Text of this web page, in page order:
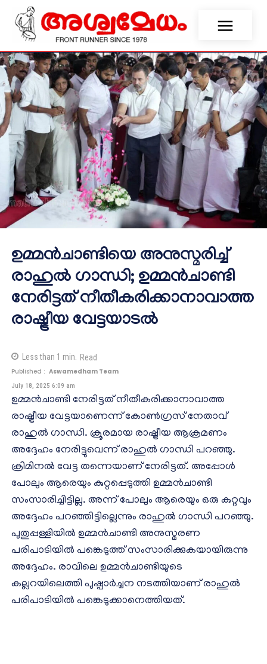
ഉമ്മൻചാണ്ടിയെ അനുസ്മരിച്ച്
രാഹുൽ ഗാന്ധി; ഉമ്മൻചാണ്ടി
നേരിട്ടത് നീതീകരിക്കാനാവാത്ത
രാഷ്ട്രീയ വേട്ടയാടൽ
Less than 1 min. Read
Published : Aswamedham Team
July 18, 2025 6:09 am
ഉമ്മൻചാണ്ടി നേരിട്ടത് നീതീകരിക്കാനാവാത്ത
രാഷ്ട്രീയ വേട്ടയാണെന്ന് കോൺ​ഗ്രസ് നേതാവ്
രാഹുൽ ​ഗാന്ധി.‌ ക്രൂരമായ രാഷ്ട്രീയ ആക്രമണം
അദ്ദേഹം നേരിട്ടുവെന്ന് രാഹുൽ ​ഗാന്ധി പറഞ്ഞു.
ക്രിമിനൽ വേട്ട തന്നെയാണ് നേരിട്ടത്. അപ്പോൾ
പോലും ആരെയും കുറ്റപ്പെടുത്തി ഉമ്മൻചാണ്ടി
സംസാരിച്ചിട്ടില്ല. അന്ന് പോലും ആരെയും ഒരു കുറ്റവും
അദ്ദേഹം പറഞ്ഞിട്ടില്ലെന്നും രാഹുൽ ​ഗാന്ധി പറഞ്ഞു.
പുതുപ്പള്ളിയിൽ ഉമ്മൻചാണ്ടി അനുസ്മരണ
പരിപാടിയിൽ പങ്കെടുത്ത് സംസാരിക്കുകയായിരുന്നു
അദ്ദേഹം. രാവിലെ ഉമ്മൻചാണ്ടിയുടെ
കല്ലറയിലെത്തി പുഷ്പാർച്ചന നടത്തിയാണ് രാഹുൽ
പരിപാടിയിൽ പങ്കെടുക്കാനെത്തിയത്.